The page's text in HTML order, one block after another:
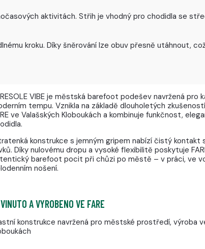
aktivitách. Střih je vhodný pro chodidla se
kroku. Díky šněrování lze obuv přesně utáhnout,
VIBE je městská barefoot podešev navržená pro
tempu. Vznikla na základě dlouholetých
ve Valašských Kloboukách a kombinuje funkčnost,
konstrukce s jemným gripem nabízí čistý kontakt
Díky nulovému dropu a vysoké flexibilitě poskytuje
barefoot pocit při chůzi po městě – v práci, ve
nošení.
A VYROBENO VE FARE
konstrukce navržená pro městské prostředí, výroba